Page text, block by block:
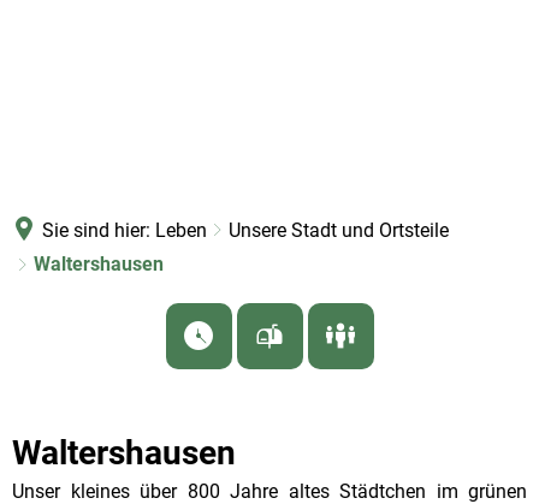
Sie sind hier: Leben
Unsere Stadt und Ortsteile
Waltershausen
Waltershausen
Unser kleines über 800 Jahre altes Städtchen im grünen